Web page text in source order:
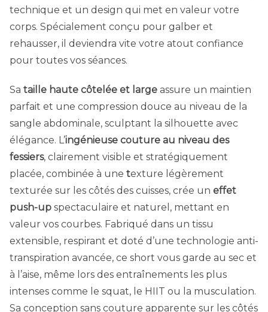
technique et un design qui met en valeur votre
corps. Spécialement conçu pour galber et
rehausser, il deviendra vite votre atout confiance
pour toutes vos séances.
Sa taille haute côtelée et large assure un maintien
parfait et une compression douce au niveau de la
sangle abdominale, sculptant la silhouette avec
élégance. L’ingénieuse couture au niveau des
fessiers, clairement visible et stratégiquement
placée, combinée à une texture légèrement
texturée sur les côtés des cuisses, crée un effet
push-up spectaculaire et naturel, mettant en
valeur vos courbes. Fabriqué dans un tissu
extensible, respirant et doté d’une technologie anti-
transpiration avancée, ce short vous garde au sec et
à l’aise, même lors des entraînements les plus
intenses comme le squat, le HIIT ou la musculation.
Sa conception sans couture apparente sur les côtés